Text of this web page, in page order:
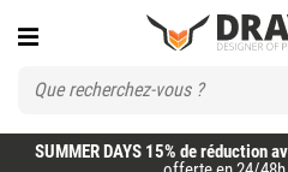
SUMMER DAYS 15% de réduction